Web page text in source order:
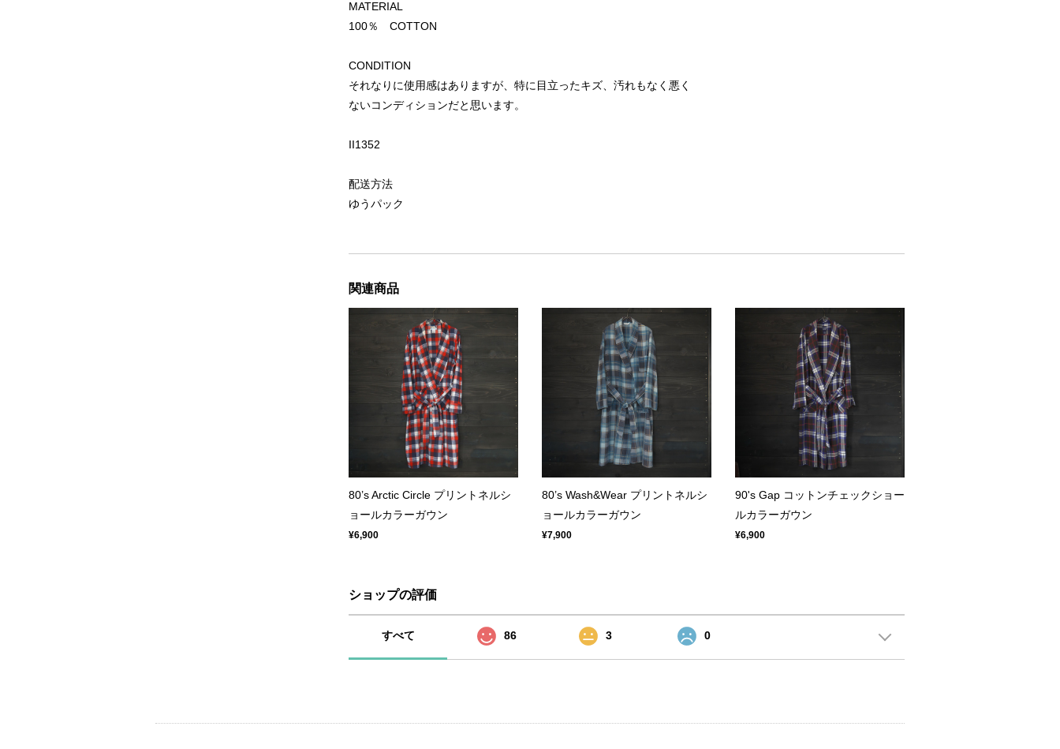
MATERIAL
100％ COTTON
CONDITION
それなりに使用感はありますが、特に目立ったキズ、汚れもなく悪く
ないコンディションだと思います。
II1352
配送方法
ゆうパック
関連商品
80’s Arctic Circle プリントネルシ
ョールカラーガウン
¥6,900
80’s Wash&Wear プリントネルシ
ョールカラーガウン
¥7,900
90's Gap コットンチェックショー
ルカラーガウン
¥6,900
ショップの評価
すべて 86 3 0